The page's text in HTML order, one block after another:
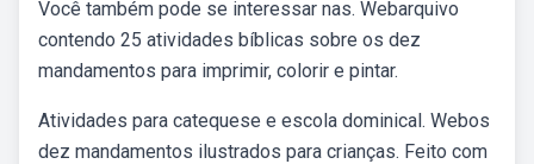
Você também pode se interessar nas. Webarquivo
contendo 25 atividades bíblicas sobre os dez
mandamentos para imprimir, colorir e pintar.
Atividades para catequese e escola dominical. Webos
dez mandamentos ilustrados para crianças. Feito com